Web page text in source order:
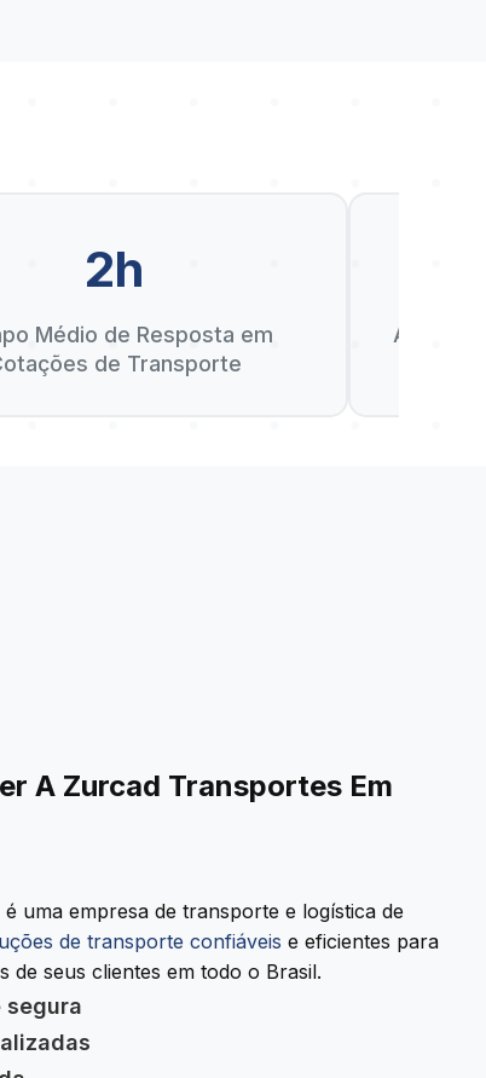
2h
Médio de Resposta em
de Transporte
Anos
A Zurcad Transportes Em
é uma empresa de transporte e logística de
de transporte confiáveis e eficientes para
de seus clientes em todo o Brasil.
segura